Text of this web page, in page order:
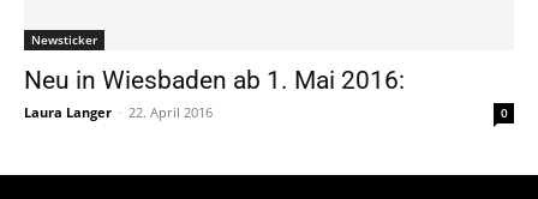
Newsticker
Neu in Wiesbaden ab 1. Mai 2016:
Laura Langer - 22. April 2016 0